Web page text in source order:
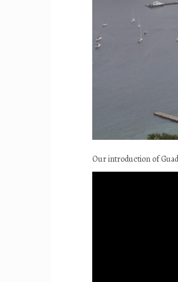
Our introduction of